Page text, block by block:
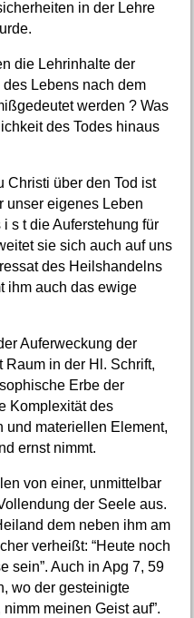
in der Lehre
die Lehrinhalte der
Lebens nach dem
werden ? Was
des Todes hinaus
Christi über den Tod ist
unser eigenes Leben
s t die Auferstehung für
sie sich auch auf uns
des Heilshandelns
ihm auch das ewige
Auferweckung der
Raum in der Hl. Schrift,
Erbe der
Komplexität des
und materiellen Element,
ernst nimmt.
von einer, unmittelbar
der Seele aus.
dem neben ihm am
verheißt: “Heute noch
sein”. Auch in Apg 7, 59
wo der gesteinigte
meinen Geist auf”.